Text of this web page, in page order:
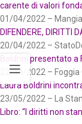
carente di valori
01/04/2022 –
DIFENDERE, DIRITTI
20/04/2022 –
Boldrini presentato a
22/04/2022 – Foggia
Laura Boldrini
23/05/2022 – La
Libro: “I diritti non